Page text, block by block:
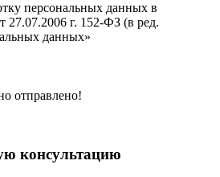
персональных данных в
27.07.2006 г. 152-ФЗ (в ред.
данных»
отправлено!
консультацию